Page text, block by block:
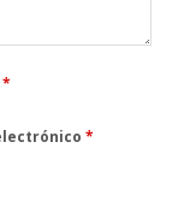
*
*